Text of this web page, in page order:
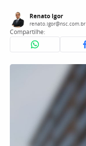
Renato Igor
renato.igor@nsc.com.br
Compartilhe: